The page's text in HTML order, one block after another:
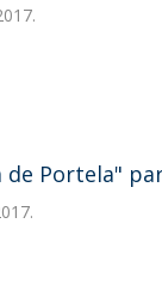
Portela"